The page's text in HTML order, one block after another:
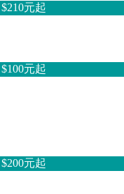
$210元起
$100元起
$200元起